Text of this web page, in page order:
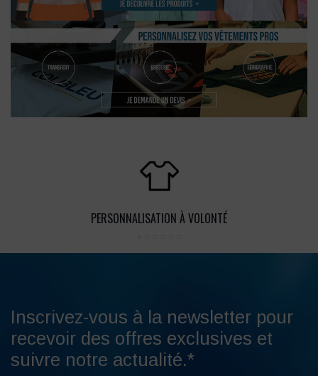
PERSONNALISATION À VOLONTÉ
Inscrivez-vous à la newsletter pour
recevoir des offres exclusives et
suivre notre actualité.*